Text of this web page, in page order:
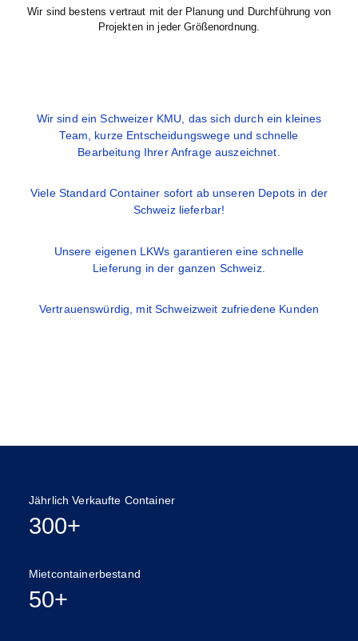
Wir sind bestens vertraut mit der Planung und Durchführung von
Projekten in jeder Größenordnung.
Wir sind ein Schweizer KMU, das sich durch ein kleines
Team, kurze Entscheidungswege und schnelle
Bearbeitung Ihrer Anfrage auszeichnet.
Viele Standard Container sofort ab unseren Depots in der
Schweiz lieferbar!
Unsere eigenen LKWs garantieren eine schnelle
Lieferung in der ganzen Schweiz.
Vertrauenswürdig, mit Schweizweit zufriedene Kunden
Jährlich Verkaufte Container
300+
Mietcontainerbestand
50+